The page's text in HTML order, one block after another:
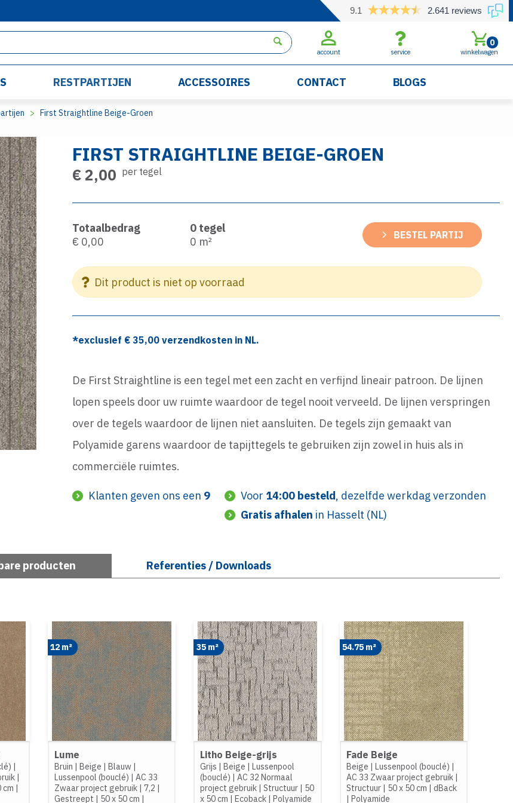
9.1 2.641 reviews
account service winkelwagen
0
RESTPARTIJEN ACCESSOIRES CONTACT BLOGS
First Straightline Beige-Groen
FIRST STRAIGHTLINE BEIGE-GROEN
€ 2,00 per tegel
Totaalbedrag
€ 0,00
0 tegel
0 m² BESTEL PARTIJ
Dit product is niet op voorraad
*exclusief €35,00 verzendkosten in NL.
De First Straightline is een tegel met een zacht en verfijnd lineair patroon. De lijnen
lopen speels door uw ruimte waardoor de tegel nooit verveeld. De lijnen verspringen
over de tegels waardoor de lijnen niet aansluiten. De tegels zijn gemaakt van
Polyamide garens waardoor de tapijttegels te gebruiken zijn zowel in huis als in
commerciële ruimtes.
Klanten geven ons een 9 Voor 14:00 besteld, dezelfde werkdag verzonden
Gratis afhalen in Hasselt (NL)
producten Referenties / Downloads
|
|
cm |
12 m²
Lume
Bruin | Beige | Blauw|
Lussenpool (bouclé) | AC 33
Zwaar project gebruik| 7,2 |
Gestreept | 50 x 50 cm |
35 m²
Litho Beige-grijs
Grijs |Beige |Lussenpool
(bouclé) |AC 32 Normaal
project gebruik |Structuur | 50
x 50 cm |Ecoback |Polyamide
54.75 m²
Fade Beige
Beige | Lussenpool (bouclé) |
AC 33 Zwaar project gebruik|
Structuur| 50 x 50 cm | dBack
| Polyamide